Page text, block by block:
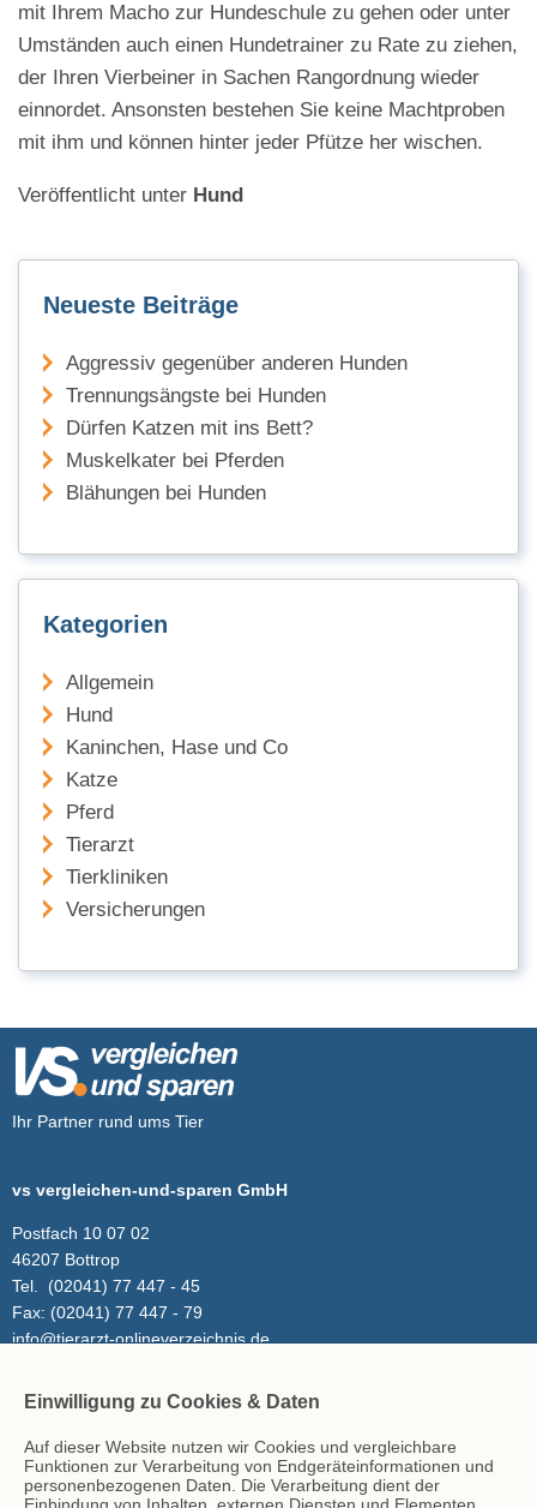
mit Ihrem Macho zur Hundeschule zu gehen oder unter
Umständen auch einen Hundetrainer zu Rate zu ziehen,
der Ihren Vierbeiner in Sachen Rangordnung wieder
einnordet. Ansonsten bestehen Sie keine Machtproben
mit ihm und können hinter jeder Pfütze her wischen.
Veröffentlicht unter Hund
Neueste Beiträge
Aggressiv gegenüber anderen Hunden
Trennungsängste bei Hunden
Dürfen Katzen mit ins Bett?
Muskelkater bei Pferden
Blähungen bei Hunden
Kategorien
Allgemein
Hund
Kaninchen, Hase und Co
Katze
Pferd
Tierarzt
Tierkliniken
Versicherungen
Ihr Partner rund ums Tier
vs vergleichen-und-sparen GmbH
Postfach 10 07 02
46207 Bottrop
Tel.
(02041) 77 447 - 45
Fax: (02041) 77 447 - 79
info@tierarzt-onlineverzeichnis.de
Inhalt
Tierarzt-Suche
Blog
Einwilligung zu Cookies & Daten
Auf dieser Website nutzen wir Cookies und vergleichbare
Funktionen zur Verarbeitung von Endgeräteinformationen und
personenbezogenen Daten. Die Verarbeitung dient der